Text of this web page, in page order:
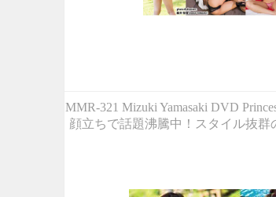
MMR-321 Mizuki Yamasaki DVD
顔立ちで話題沸騰中！スタイル抜